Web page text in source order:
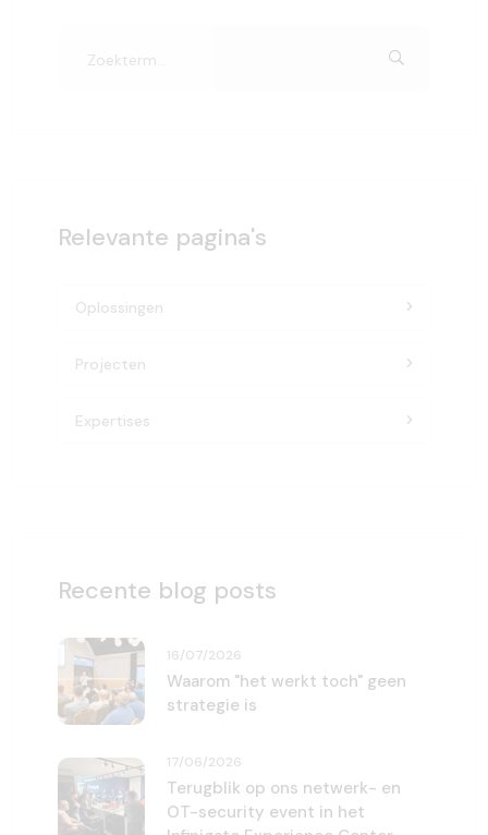
Relevante pagina's
Oplossingen
Projecten
Expertises
Recente blog posts
16/07/2026
Waarom "het werkt toch" geen
strategie is
17/06/2026
Terugblik op ons netwerk- en
OT-security event in het